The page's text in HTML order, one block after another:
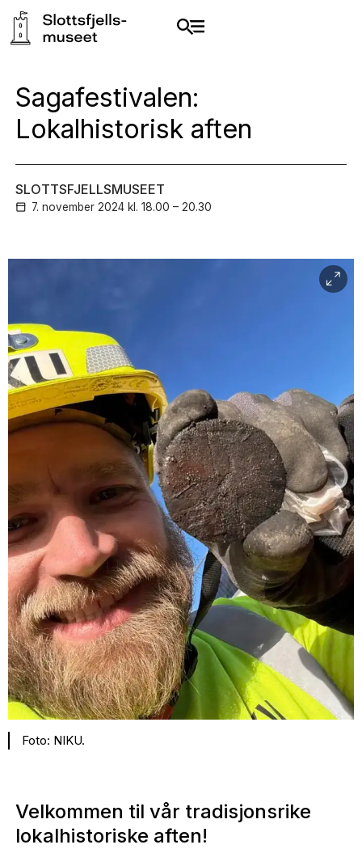
Sagafestivalen:
Lokalhistorisk aften
SLOTTSFJELLSMUSEET
7. november 2024 kl. 18.00 – 20.30
Foto: NIKU.
Velkommen til vår tradisjonsrike
lokalhistoriske aften!